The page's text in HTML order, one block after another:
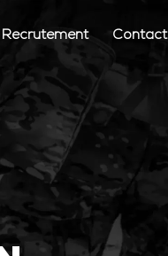
Recrutement Contact